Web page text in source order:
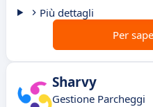
Più dettagli
Per
Sharvy
Gestione Parcheggi